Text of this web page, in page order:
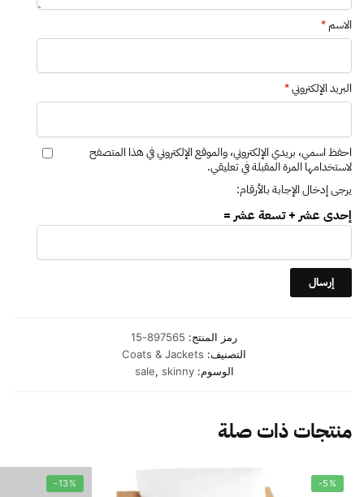
الاسم*
البريد الإلكتروني*
احفظ اسمي، بريدي الإلكتروني، والموقع الإلكتروني في هذا المتصفح
لاستخدامها المرة المقبلة في تعليقي.
يرجى إدخال الإجابة بالأرقام:
إحدى عشر + تسعة عشر =
رمز المنتج: 897565-15
التصنيف: Coats & Jackets
الوسوم:
sale, skinny
منتجات ذات صلة
-5%
-13%